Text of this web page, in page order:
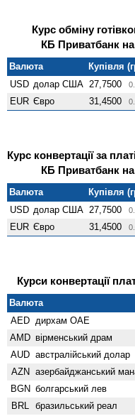
Курс обміну
КБ Приватбанк на
Валюта Купівля
USD долар США 27,7500
EUR Євро 31,4500
Курс конвертації за
КБ Приватбанк на
Валюта Купівля
USD долар США 27,7500
EUR Євро 31,4500
Курси конвертації
Валюта
AED дирхам ОАЕ
AMD вiрменський драм
AUD австралійський долар
AZN азербайджанський
BGN болгарський лев
BRL бразильський реал